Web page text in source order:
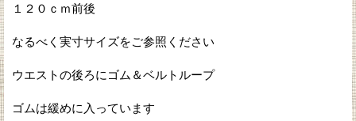
１２０ｃｍ前後
なるべく実寸サイズをご参照ください
ウエストの後ろにゴム＆ベルトループ
ゴムは緩めに入っています